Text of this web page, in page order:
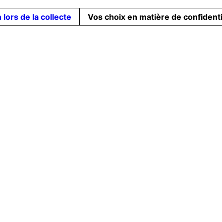
lors de la collecte Vos choix en matière de